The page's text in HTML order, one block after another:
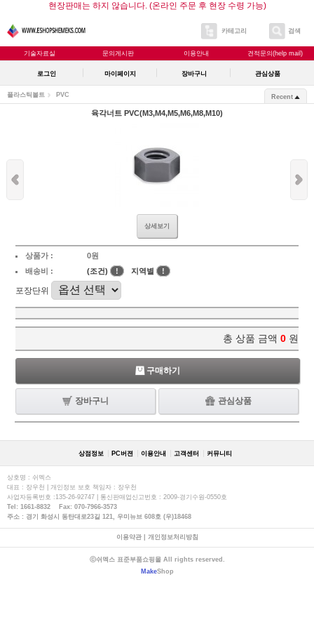
현장판매는 하지 않습니다. (온라인 주문 후 현장 수령 가능)
카테고리 검색
기술자료실 문의게시판 이용안내 견적문의(help mail)
로그인 마이페이지 장바구니 관심상품
플라스틱볼트 PVC Recent
육각너트 PVC(M3,M4,M5,M6,M8,M10)
상세보기
상품가 :
0원
배송비 :
(조건) ! 지역별 !
포장단위
총 상품 금액 0 원
구매하기
장바구니 관심상품
상점정보 PC버젼 이용안내 고객센터 커뮤니티
상호명 : 쉬멕스
대표 : 장우천 | 개인정보 보호 책임자 : 장우천
사업자등록번호 :135-26-92747 | 통신판매업신고번호 : 2009-경기수원-0550호
Tel: 1661-8832 Fax: 070-7966-3573
주소 : 경기 화성시 동탄대로23길 121, 우미뉴브 608호 (우)18468
이용약관| 개인정보처리방침
ⓒ쉬멕스 표준부품쇼핑몰 All rights reserved.
MakeShop